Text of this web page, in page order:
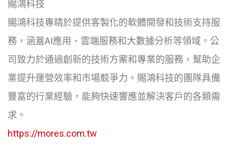
賜鴻科技
賜鴻科技專精於提供客製化的軟體開發和技術支持服
務，涵蓋AI應用、雲端服務和大數據分析等領域。公
司致力於通過創新的技術方案和專業的服務，幫助企
業提升運營效率和市場競爭力。賜鴻科技的團隊具備
豐富的行業經驗，能夠快速響應並解決客戶的各類需
求。
https://mores.com.tw